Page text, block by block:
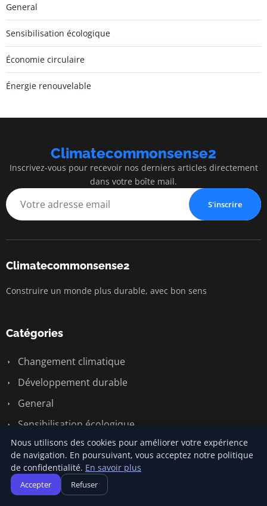
General
Sensibilisation écologique
Économie circulaire
Énergie renouvelable
Climatecommonsense2
Inscrivez-vous pour recevoir nos derniers articles directement
dans votre boîte mail.
S'inscrire
Climatecommonsense2
Construire un monde plus durable, avec bon sens
Catégories
Changement climatique
Développement durable
General
Sensibilisation écologique
Économie circulaire
Énergie renouvelable
Nous utilisons des cookies pour améliorer votre expérience
de navigation. En poursuivant, vous acceptez notre politique
de confidentialité. En savoir plus
Accepter Refuser